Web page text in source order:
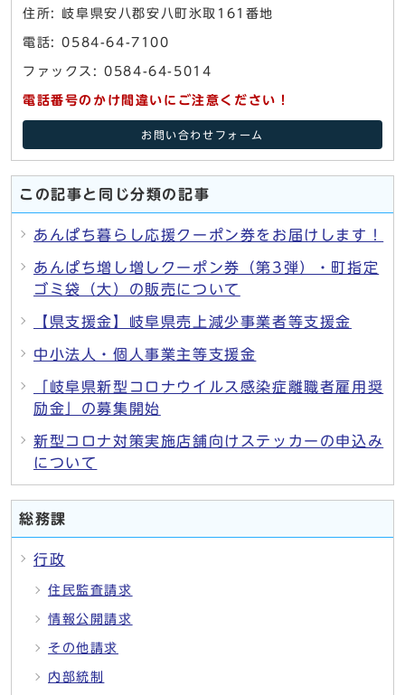
住所: 岐阜県安八郡安八町氷取161番地
電話: 0584-64-7100
ファックス: 0584-64-5014
電話番号のかけ間違いにご注意ください！
お問い合わせフォーム
この記事と同じ分類の記事
あんぱち暮らし応援クーポン券をお届けします！
あんぱち増し増しクーポン券（第3弾）・町指定
ゴミ袋（大）の販売について
【県支援金】岐阜県売上減少事業者等支援金
中小法人・個人事業主等支援金
「岐阜県新型コロナウイルス感染症離職者雇用奨
励金」の募集開始
新型コロナ対策実施店舗向けステッカーの申込み
について
総務課
行政
住民監査請求
情報公開請求
その他請求
内部統制